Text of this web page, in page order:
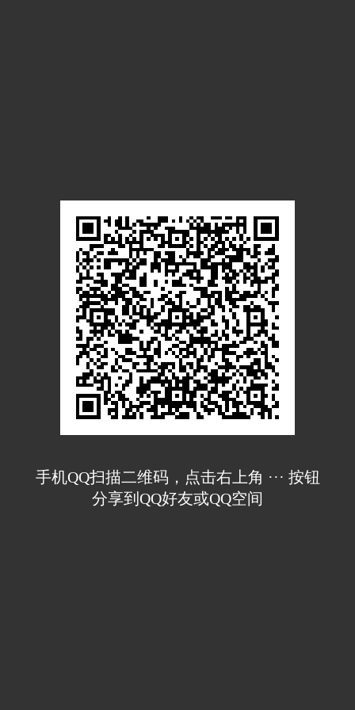
手机QQ扫描二维码，点击右上角 ··· 按钮
分享到QQ好友或QQ空间